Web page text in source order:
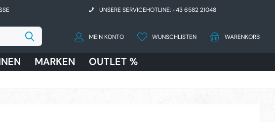
UNSERE SERVICEHOTLINE: +43 6582 21048
WARENKORB
WUNSCHLISTEN
MEIN KONTO
MARKEN OUTLET %